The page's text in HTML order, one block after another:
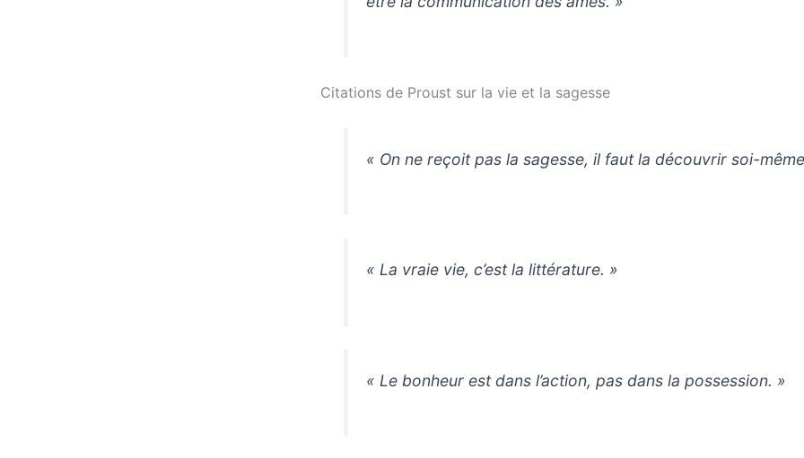
Citations de Proust sur la vie et la sagesse
« On ne reçoit pas la sagesse, il faut la découvrir soi-
« La vraie vie, c’est la littérature. »
« Le bonheur est dans l’action, pas dans la possession. »